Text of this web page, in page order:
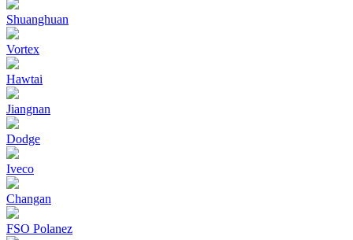
Shuanghuan
Vortex
Hawtai
Jiangnan
Dodge
Iveco
Changan
FSO Polanez